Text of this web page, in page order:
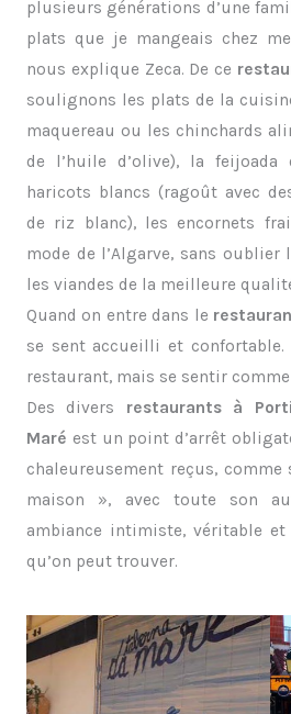
plusieurs générations d’une
plats que je mangeais chez
nous explique Zeca. De ce
soulignons les plats de la
maquereau ou les chinchards
de l’huile d’olive), la feijoada
haricots blancs (ragoût avec
de riz blanc), les encornets
mode de l’Algarve, sans
les viandes de la meilleure
Quand on entre dans le
se sent accueilli et confortable.
restaurant, mais se sentir
Des divers restaurants à
Maré est un point d’arrêt
chaleureusement reçus,
maison », avec toute son
ambiance intimiste, véritable
qu’on peut trouver.